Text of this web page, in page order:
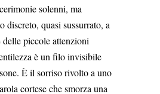
solenni, ma
discreto, quasi sussurrato, a
piccole attenzioni
è un filo invisibile
È il sorriso rivolto a uno
cortese che smorza una